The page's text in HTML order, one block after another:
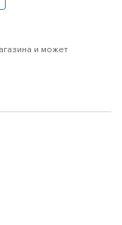
и может